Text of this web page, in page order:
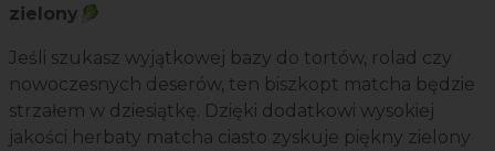
zielony🥬
Jeśli szukasz wyjątkowej bazy do tortów, rolad czy
nowoczesnych deserów, ten biszkopt matcha będzie
strzałem w dziesiątkę. Dzięki dodatkowi wysokiej
jakości herbaty matcha ciasto zyskuje piękny zielony